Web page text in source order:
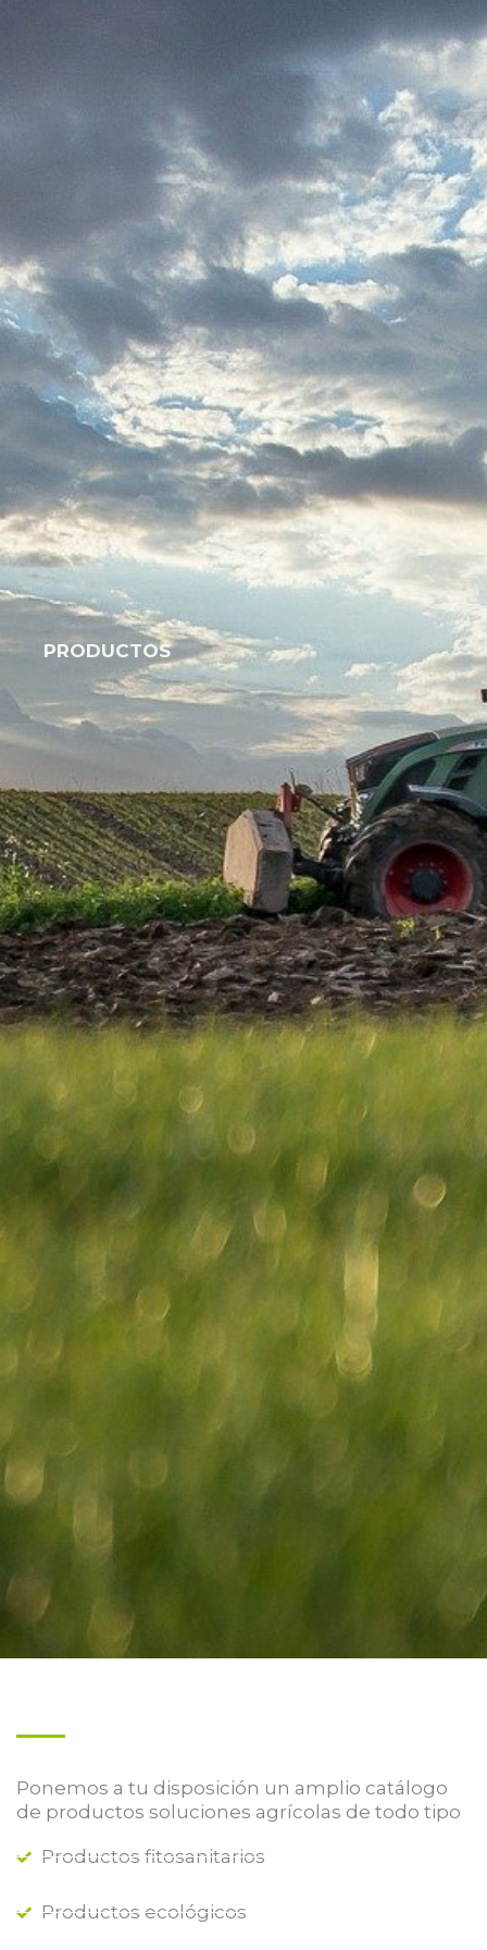
PRODUCTOS
Ponemos a tu disposición un amplio catálogo
de productos soluciones agrícolas de todo tipo
Productos fitosanitarios
Productos ecológicos